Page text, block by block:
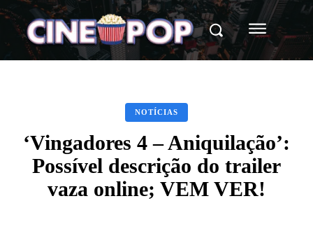
NOTÍCIAS
‘Vingadores 4 – Aniquilação’:
Possível descrição do trailer
vaza online; VEM VER!